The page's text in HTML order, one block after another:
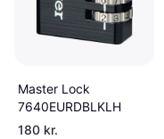
Master Lock
7640EURDBLKLH
180 kr.